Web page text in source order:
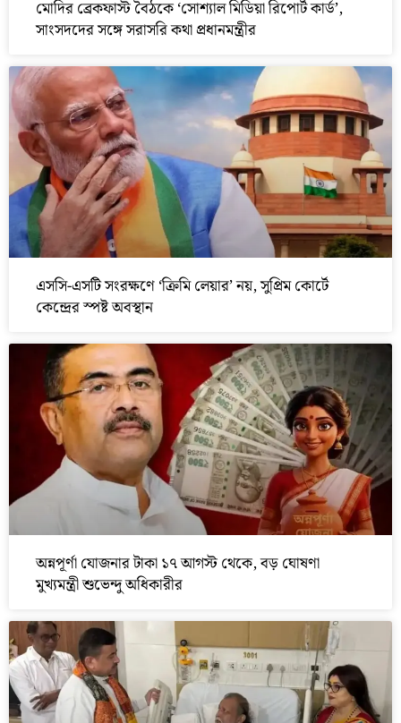
মোদির ব্রেকফাস্ট বৈঠকে ‘সোশ্যাল মিডিয়া রিপোর্ট কার্ড’,
সাংসদদের সঙ্গে সরাসরি কথা প্রধানমন্ত্রীর
এসসি-এসটি সংরক্ষণে ‘ক্রিমি লেয়ার’ নয়, সুপ্রিম কোর্টে
কেন্দ্রের স্পষ্ট অবস্থান
অন্নপূর্ণা যোজনার টাকা ১৭ আগস্ট থেকে, বড় ঘোষণা
মুখ্যমন্ত্রী শুভেন্দু অধিকারীর